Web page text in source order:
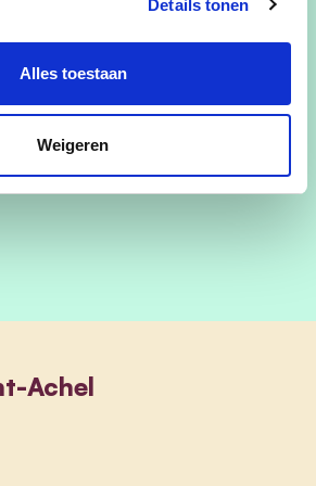
Details tonen
Alles toestaan
Weigeren
Fien en Nicolas.
Achel